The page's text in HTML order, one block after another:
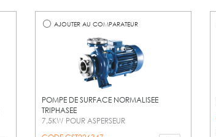
AJOUTER AU COMPARATEUR
POMPE DE SURFACE NORMALISEE
TRIPHASEE
7,5KW POUR ASPERSEUR